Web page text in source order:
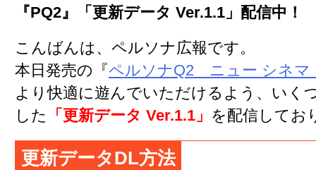
『PQ2』「更新データ Ver.1.1」配信中！
こんばんは、ペルソナ広報です。
本日発売の『ペルソナQ2 ニュー シネマ
より快適に遊んでいただけるよう、いく
した
「更新データ Ver.1.1」 を配信してお
更新データDL方法